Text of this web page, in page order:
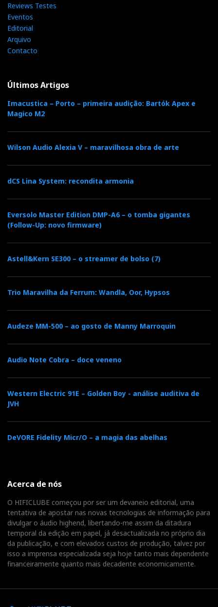
Reviews Testes
Eventos
Editorial
Arquivo
Contacto
Últimos Artigos
Imacustica – Porto – primeira audição: Bartók Apex e
Magico M2
Wilson Audio Alexia V – maravilhosa obra de arte
dCS Lina System: recondita armonia
Eversolo Master Edition DMP-A6 – o tomba gigantes
(Follow-Up: novo firmware)
Astell&Kern SE300 – o streamer de bolso (7)
Trio Maravilha da Ferrum: Wandla, Oor, Hypsos
Audeze MM-500 – ao gosto de Manny Marroquin
Audio Note Cobra – doce veneno
Western Electric 91E – Golden Boy - análise auditiva de
JVH
DeVORE Fidelity Micr/O – a magia das abelhas
Acerca de nós
O HIFICLUBE começou por ser um devaneio editorial, uma
tentativa de apostar nas novas tecnologias de informação para
divulgar o áudio highend, libertando-me assim da ditadura
temporal da edição em papel, já desactualizada no próprio dia
da publicação, e com elevados custos de produção, talvez por
isso a imprensa especializada seja hoje tanto mais dependente
financeiramente quanto mais decadente economicamente.